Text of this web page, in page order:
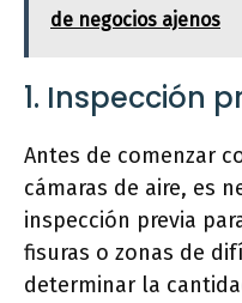
de negocios ajenos
1. Inspección
Antes de comenzar
cámaras de aire, es
inspección previa
fisuras o zonas de
determinar la